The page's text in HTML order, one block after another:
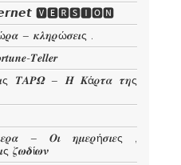
🆅🅴🆁🆂🅸🅾🅽
– 𝜿𝝀𝜼𝝆ώ𝝈𝜺𝜾ς .
𝑻𝒆𝒍𝒍𝒆𝒓
𝜯𝜜𝜬𝜴 – 𝜢 𝜥ά𝝆𝝉𝜶 𝝉𝜼ς
– 𝜪𝜾 𝜼𝝁𝜺𝝆ή𝝈𝜾𝜺ς ,
𝜻𝝎𝜹ί𝝎𝝂